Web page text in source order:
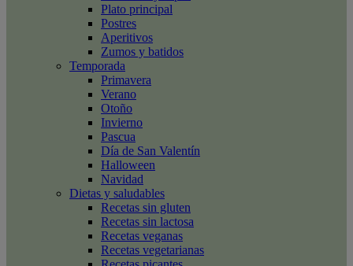
Plato principal
Postres
Aperitivos
Zumos y batidos
Temporada
Primavera
Verano
Otoño
Invierno
Pascua
Día de San Valentín
Halloween
Navidad
Dietas y saludables
Recetas sin gluten
Recetas sin lactosa
Recetas veganas
Recetas vegetarianas